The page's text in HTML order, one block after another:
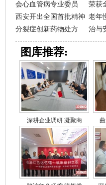
会心血管病专业委员
荣获
西安开出全国首批精神
分裂症创新药物处方
老年
治与
图库推荐:
深耕企业调研 凝聚商